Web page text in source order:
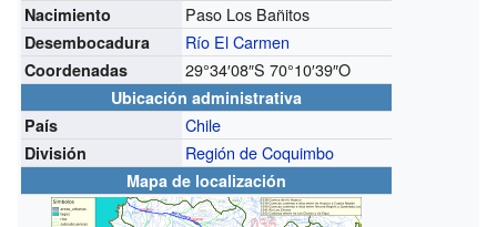
Nacimiento Paso Los Bañitos
Desembocadura Río El Carmen
Coordenadas 29°34′08″S 70°10′39″O
Ubicación administrativa
País
Chile
División Región de Coquimbo
Mapa de localización